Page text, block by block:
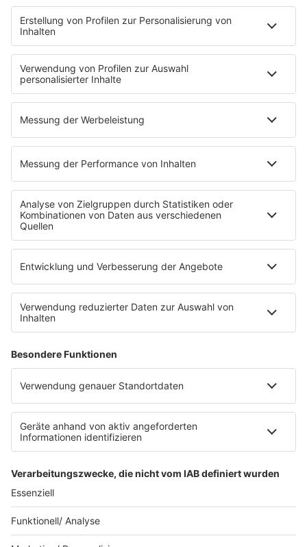
"Bewerbung und Karriere"
Aber bitte mit Schlager
Erdbeerkäse
Fitness mit M.A.R.K
Glück in Worten
Todesursache
Niemand muss ein Promi sein
PROGRAMM
Mit den Waffeln einer Frau
SERVICE
Empfang
barba radio App
Impressum
Datenschutz Facebook & Instagram
Datenschutzeinstellungen
Clubbedingungen
Werbung schalten
Waffel-Werbepartner
80s80s.de
90s90s.de
Schlagerplanetradio.com
1deutsch.de
WEIHNACHTSMUSIK.FM